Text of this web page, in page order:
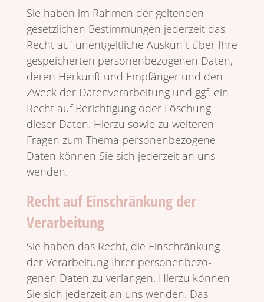
Sie haben im Rahmen der geltenden
gesetz­li­chen Bestim­mungen jeder­zeit das
Recht auf unent­gelt­liche Auskunft über Ihre
gespei­cherten perso­nen­be­zo­genen Daten,
deren Herkunft und Empfänger und den
Zweck der Daten­ver­ar­bei­tung und ggf. ein
Recht auf Berich­ti­gung oder Löschung
dieser Daten. Hierzu sowie zu weiteren
Fragen zum Thema perso­nen­be­zo­gene
Daten können Sie sich jeder­zeit an uns
wenden.
Recht auf Einschränkung der
Verarbeitung
Sie haben das Recht, die Einschrän­kung
der Verar­bei­tung Ihrer perso­nen­be­zo­
genen Daten zu verlangen. Hierzu können
Sie sich jeder­zeit an uns wenden. Das